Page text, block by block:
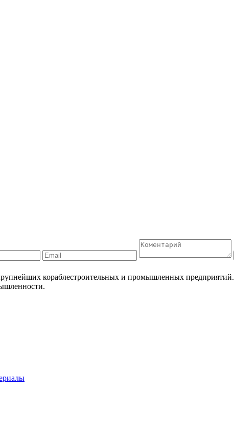
кораблестроительных и промышленных предприятий.